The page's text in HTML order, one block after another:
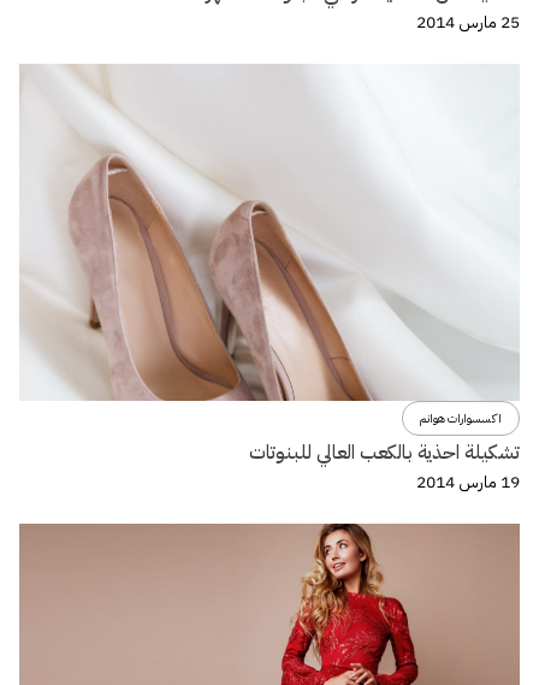
25 مارس 2014
اكسسوارات هوانم
تشكيلة احذية بالكعب العالي للبنوتات
19 مارس 2014